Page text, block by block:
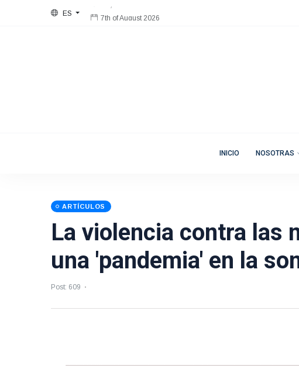
ES
7th of August 2026
INICIO NOSOTRAS
ARTÍCULOS
La violencia contra las
una 'pandemia' en la
Post: 609